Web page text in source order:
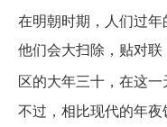
在明朝时期，人们过年
他们会大扫除，贴对
区的大年三十，在这
不过，相比现代的年